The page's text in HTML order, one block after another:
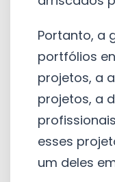
Portanto, a
portfólios
projetos, a
projetos, a
esses
um deles